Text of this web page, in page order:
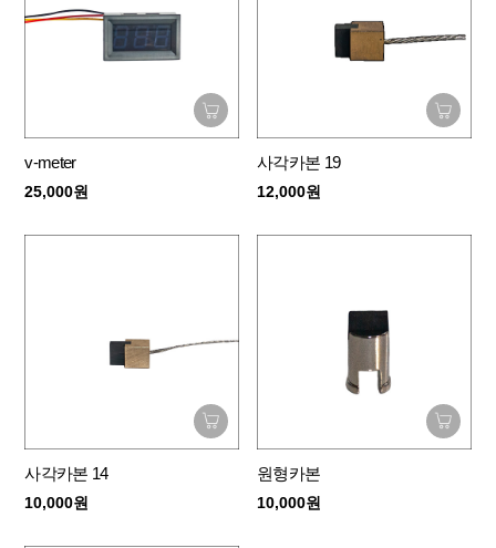
v-meter
25,000원
사각카본 19
12,000원
사각카본 14
10,000원
원형카본
10,000원